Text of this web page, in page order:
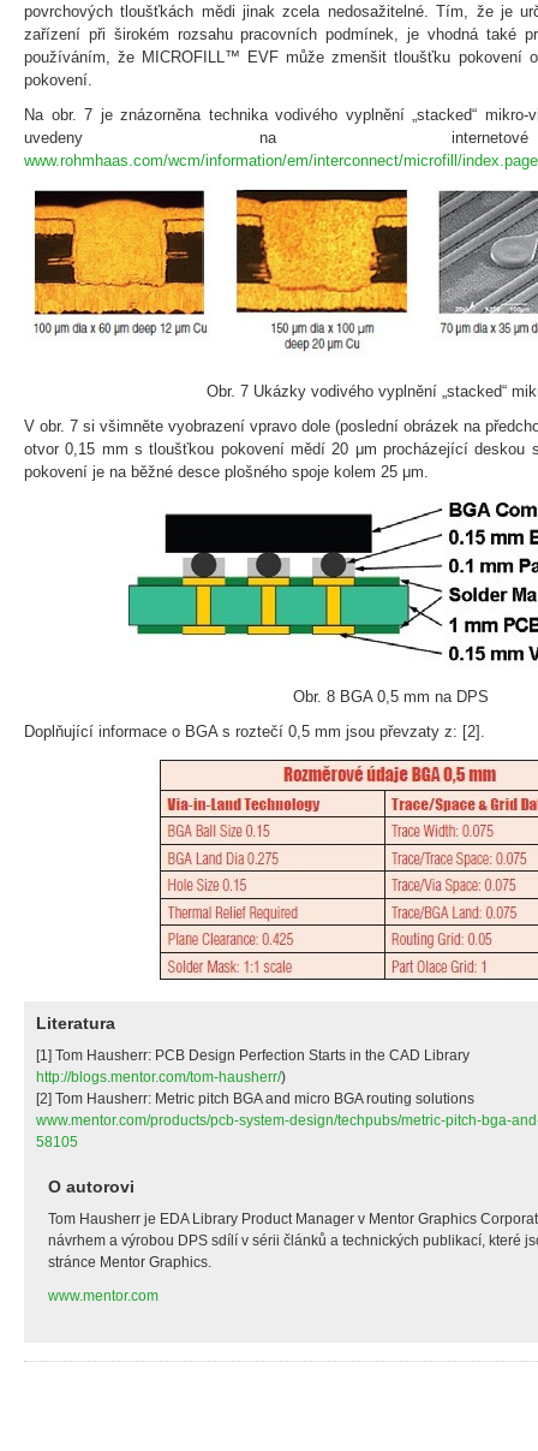
povrchových tloušťkách mědi jinak zcela nedosažitelné. Tím, že je
zařízení při širokém rozsahu pracovních podmínek, je vhodná také
používáním, že MICROFILL™ EVF může zmenšit tloušťku pokovení
pokovení.
Na obr. 7 je znázorněna technika vodivého vyplnění „stacked“ mikro-
uvedeny na
www.rohmhaas.com/wcm/information/em/interconnect/microfill/index.page
Obr. 7 Ukázky vodivého vyplnění „stacked“
V obr. 7 si všimněte vyobrazení vpravo dole (poslední obrázek na
otvor 0,15 mm s tloušťkou pokovení mědí 20 μm procházející deskou
pokovení je na běžné desce plošného spoje kolem 25 μm.
Obr. 8 BGA 0,5 mm na DPS
Doplňující informace o BGA s roztečí 0,5 mm jsou převzaty z: [2].
Literatura
[1] Tom Hausherr: PCB Design Perfection Starts in the CAD Library
http://blogs.mentor.com/tom-hausherr/)
[2] Tom Hausherr: Metric pitch BGA and micro BGA routing solutions
www.mentor.com/products/pcb-system-design/techpubs/metric-pitch-bga-
58105
O autorovi
Tom Hausherr je EDA Library Product Manager v Mentor Graphics
návrhem a výrobou DPS sdílí v sérii článků a technických publikací, které
stránce Mentor Graphics.
www.mentor.com